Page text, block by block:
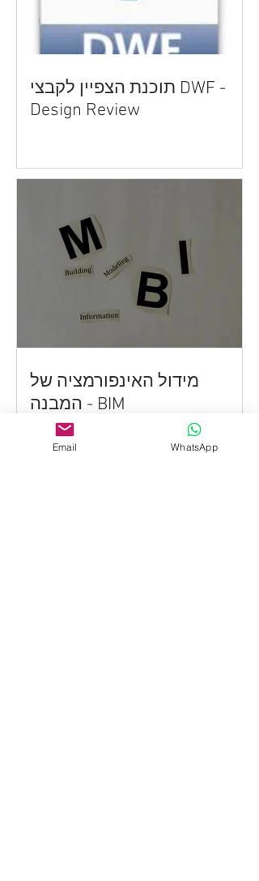
תוכנת הצפיין לקבצי DWF -
Design Review
מידול האינפורמציה של
המבנה - ​BIM
Email WhatsApp